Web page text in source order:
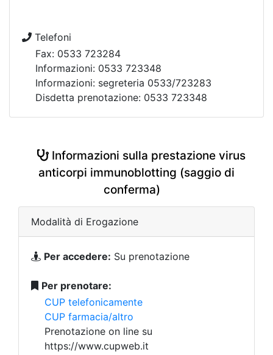
Telefoni
Fax: 0533 723284
Informazioni: 0533 723348
Informazioni: segreteria 0533/723283
Disdetta prenotazione: 0533 723348
Informazioni sulla prestazione virus
anticorpi immunoblotting (saggio di
conferma)
Modalità di Erogazione
Per accedere: Su prenotazione
Per prenotare:
CUP telefonicamente
CUP farmacia/altro
Prenotazione on line su
https://www.cupweb.it